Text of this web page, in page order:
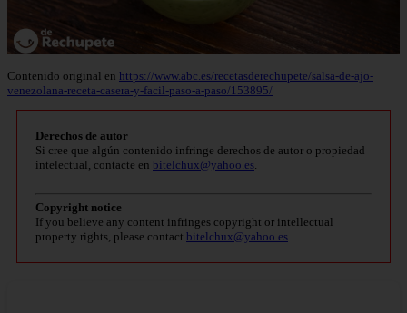
Contenido original en https://www.abc.es/recetasderechupete/salsa-de-ajo-
venezolana-receta-casera-y-facil-paso-a-paso/153895/
Derechos de autor
Si cree que algún contenido infringe derechos de autor o propiedad
intelectual, contacte en bitelchux@yahoo.es.
Copyright notice
If you believe any content infringes copyright or intellectual
property rights, please contact bitelchux@yahoo.es.